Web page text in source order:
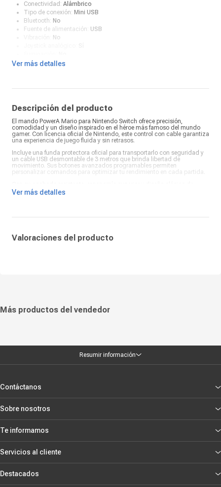
Conectividad: Alámbrico
Tipo de conexión: Mini USB
Bluetooth: No
Fuente de alimentación: USB
No
Color:Multicolor
Ver más detalles
Descripción del producto
El mando PowerA Mario para Nintendo Switch ofrece precisión,
comodidad y un diseño inspirado en el héroe más famoso del mundo
gamer. Con licencia oficial de Nintendo, este control con cable garantiza
una experiencia de juego fluida y sin retrasos.
Incluye una funda protectora oficial para transportarlo con seguridad y
un cable USB desmontable de 3 metros que brinda libertad de
movimiento. Sus botones avanzados programables permiten
personalizar comandos para optimizar tu rendimiento en cada partida.
Mario, el mando PowerA es ideal para jugadores de todas las edades.
Ver más detalles
Valoraciones del producto
Más productos del vendedor
Resumir información
Contáctanos
Sobre nosotros
Te informamos
Servicios al cliente
Destacados